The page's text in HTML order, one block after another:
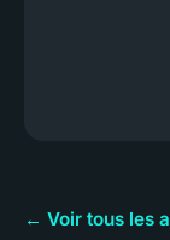
← Voir tous les